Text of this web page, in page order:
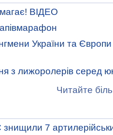
ВІДЕО
України та
з лижоролерів серед
Читайте
7